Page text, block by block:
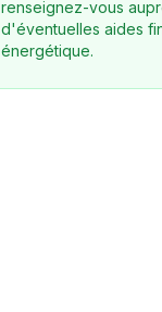
renseignez-vous
d'éventuelles aides
énergétique.